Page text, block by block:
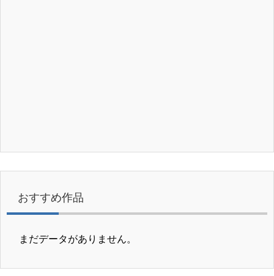
おすすめ作品
まだデータがありません。